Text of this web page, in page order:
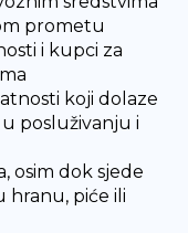
prometu
i kupci za
koji dolaze
posluživanju i
osim dok sjede
hranu, piće ili